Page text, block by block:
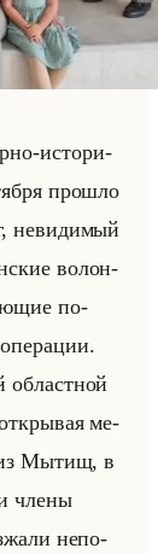
ис­то­ри­
про­шло
невидимый
во­лон­
по­
об­ласт­ной
ме­
Мытищ, в
члены
непо­